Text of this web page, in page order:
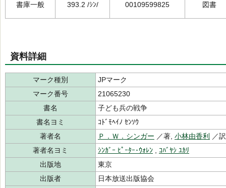
書庫一般 393.2 /ｼﾝ/ 00109599825 図書
資料詳細
マーク種別
JPマーク
マーク番号
21065230
書名
子ども兵の戦争
書名ヨミ
ｺﾄﾞﾓﾍｲﾉ ｾﾝｿｳ
著者名
Ｐ．Ｗ．シンガー ／著, 小林由香利
／
著者名ヨミ
ｼﾝｶﾞｰ ﾋﾟｰﾀｰ･ｳｫﾚﾝ
ｺﾊﾞﾔｼ ﾕｶﾘ
出版地
東京
出版者
日本放送出版協会